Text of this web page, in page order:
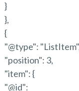
}
},
{
"@type":
"position": 3,
"item": {
"@id":